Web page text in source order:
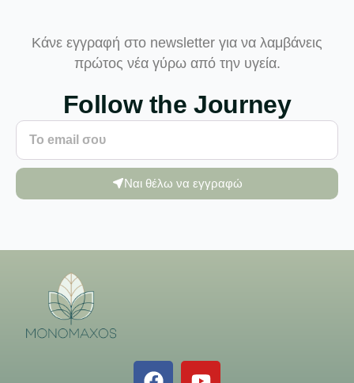
Κάνε εγγραφή στο newsletter για να λαμβάνεις
πρώτος νέα γύρω από την υγεία.
Follow the Journey
Ναι θέλω να εγγραφώ